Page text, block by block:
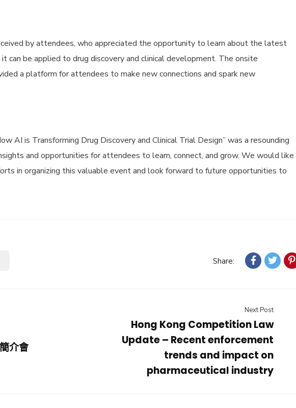
by attendees, who appreciated the opportunity to learn about the latest
can be applied to drug discovery and clinical development. The onsite
a platform for attendees to make new connections and spark new
AI is Transforming Drug Discovery and Clinical Trial Design” was a resounding
and opportunities for attendees to learn, connect, and grow. We would like
in organizing this valuable event and look forward to future opportunities to
Share:
介會
Next Post
Hong Kong Competition Law
Update – Recent enforcement
trends and impact on
pharmaceutical industry